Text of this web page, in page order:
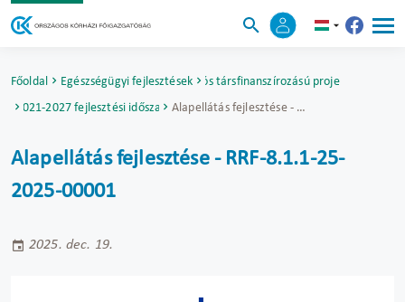
Főoldal Egészségügyi fejlesztésekUniós társfinanszírozású projektek
2021-2027 fejlesztési időszak
Alapellátás fejlesztése - RRF-8.1.1-25-2025-00001
Alapellátás fejlesztése - RRF-8.1.1-25-
2025-00001
2025. dec. 19.